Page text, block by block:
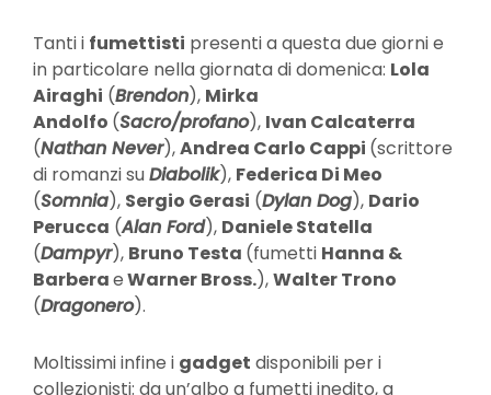
Tanti i fumettisti presenti a questa due giorni e
in particolare nella giornata di domenica: Lola
Airaghi (Brendon), Mirka
Andolfo (Sacro/profano), Ivan Calcaterra
(Nathan Never),Andrea Carlo Cappi (scrittore
di romanzi suDiabolik), Federica Di Meo
(Somnia), Sergio Gerasi (Dylan Dog), Dario
Perucca (Alan Ford), Daniele Statella
(Dampyr), Bruno Testa (fumetti Hanna &
BarberaeWarner Bross.),Walter Trono
(Dragonero).
Moltissimi infine i gadget disponibili per i
collezionisti: da un’albo a fumetti inedito, a